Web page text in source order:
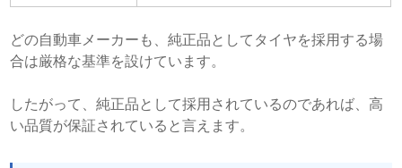
どの自動車メーカーも、純正品としてタイヤを採用する場
合は厳格な基準を設けています。
したがって、純正品として採用されているのであれば、高
い品質が保証されていると言えます。